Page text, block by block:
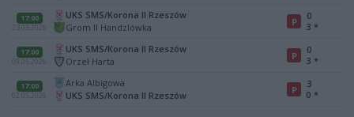
17:00
23.05.2026
UKS SMS/Korona II Rzeszów
Grom II Handzlówka
P
0
3 *
17:00
09.05.2026
UKS SMS/Korona II Rzeszów
Orzeł Harta
P
0
3 *
17:00
02.05.2026
Arka Albigowa
UKS SMS/Korona II Rzeszów
P
3
0 *